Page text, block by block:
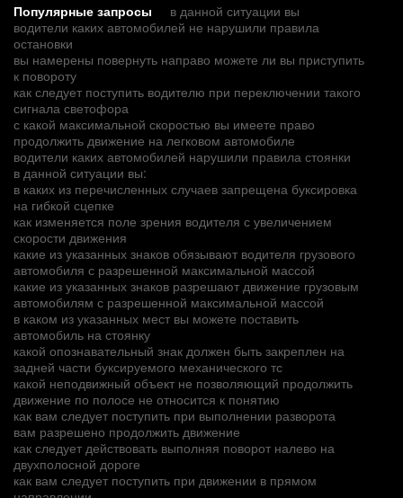
Популярные запросы
в данной ситуации вы
водители каких автомобилей не нарушили правила
остановки
вы намерены повернуть направо можете ли вы приступить
к повороту
как следует поступить водителю при переключении такого
сигнала светофора
с какой максимальной скоростью вы имеете право
продолжить движение на легковом автомобиле
водители каких автомобилей нарушили правила стоянки
в данной ситуации вы:
в каких из перечисленных случаев запрещена буксировка
на гибкой сцепке
как изменяется поле зрения водителя с увеличением
скорости движения
какие из указанных знаков обязывают водителя грузового
автомобиля с разрешенной максимальной массой
какие из указанных знаков разрешают движение грузовым
автомобилям с разрешенной максимальной массой
в каком из указанных мест вы можете поставить
автомобиль на стоянку
какой опознавательный знак должен быть закреплен на
задней части буксируемого механического тс
какой неподвижный объект не позволяющий продолжить
движение по полосе не относится к понятию
как вам следует поступить при выполнении разворота
вам разрешено продолжить движение
как следует действовать выполняя поворот налево на
двухполосной дороге
как вам следует поступить при движении в прямом